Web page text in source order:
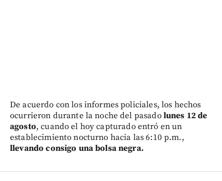
De acuerdo con los informes policiales, los hechos
ocurrieron durante la noche del pasadolunes 12 de
agosto, cuando el hoy capturado entró en un
establecimiento nocturno hacia las 6:10 p.m.,
llevando consigo una bolsa negra.